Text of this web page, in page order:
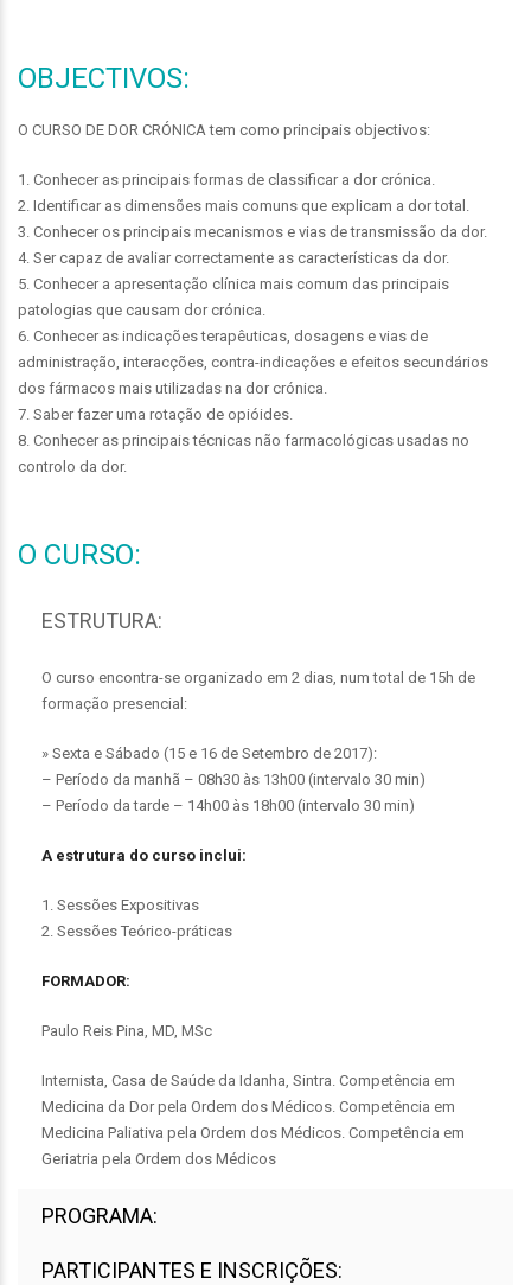
OBJECTIVOS:
O CURSO DE DOR CRÓNICA tem como principais objectivos:
1. Conhecer as principais formas de classificar a dor crónica.
2. Identificar as dimensões mais comuns que explicam a dor total.
3. Conhecer os principais mecanismos e vias de transmissão da dor.
4. Ser capaz de avaliar correctamente as características da dor.
5. Conhecer a apresentação clínica mais comum das principais
patologias que causam dor crónica.
6. Conhecer as indicações terapêuticas, dosagens e vias de
administração, interacções, contra-indicações e efeitos secundários
dos fármacos mais utilizadas na dor crónica.
7. Saber fazer uma rotação de opióides.
8. Conhecer as principais técnicas não farmacológicas usadas no
controlo da dor.
O CURSO:
ESTRUTURA:
O curso encontra-se organizado em 2 dias, num total de 15h de
formação presencial:
» Sexta e Sábado (15 e 16 de Setembro de 2017):
– Período da manhã – 08h30 às 13h00 (intervalo 30 min)
– Período da tarde – 14h00 às 18h00 (intervalo 30 min)
A estrutura do curso inclui:
1. Sessões Expositivas
2. Sessões Teórico-práticas
FORMADOR:
Paulo Reis Pina, MD, MSc
Internista, Casa de Saúde da Idanha, Sintra. Competência em
Medicina da Dor pela Ordem dos Médicos. Competência em
Medicina Paliativa pela Ordem dos Médicos. Competência em
Geriatria pela Ordem dos Médicos
PROGRAMA:
PARTICIPANTES E INSCRIÇÕES: